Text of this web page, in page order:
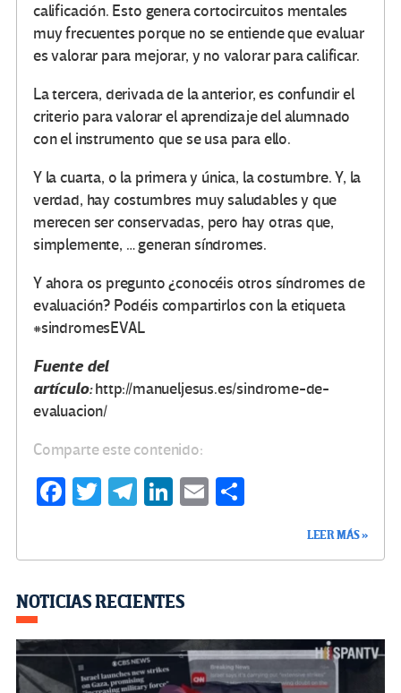
calificación. Esto genera cortocircuitos mentales
muy frecuentes porque no se entiende que evaluar
es valorar para mejorar, y no valorar para calificar.
La tercera, derivada de la anterior, es confundir el
criterio para valorar el aprendizaje del alumnado
con el instrumento que se usa para ello.
Y la cuarta, o la primera y única, la costumbre. Y, la
verdad, hay costumbres muy saludables y que
merecen ser conservadas, pero hay otras que,
simplemente, … generan síndromes.
Y ahora os pregunto ¿conocéis otros síndromes de
evaluación? Podéis compartirlos con la etiqueta
#sindromesEVAL
Fuente del
artículo:http://manueljesus.es/sindrome-de-
evaluacion/
Comparte este contenido:
Fa
o
k
T
Te
m
Li
n
E
tir
LEER MÁS »
NOTICIAS RECIENTES